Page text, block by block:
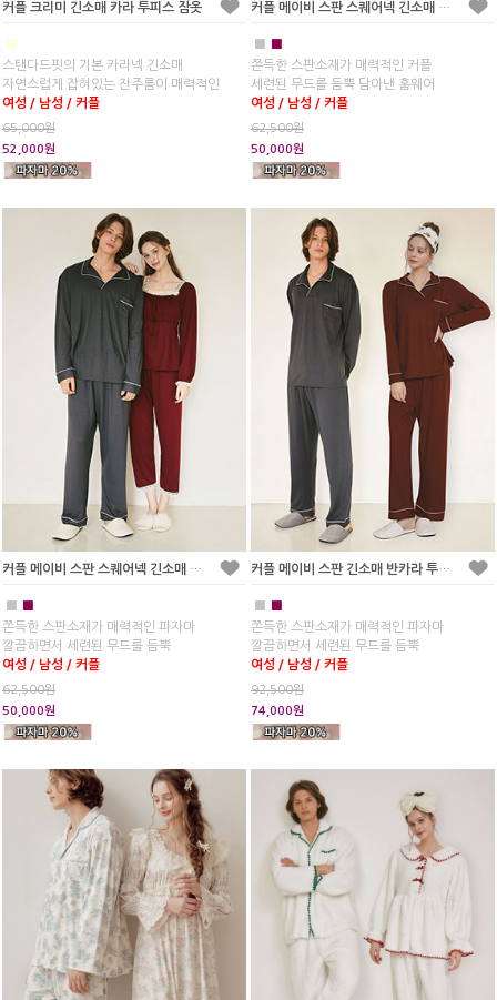
커플 크리미 긴소매 카라 투피스 잠옷
스탠다드핏의 기본 카라넥 긴소매
자연스럽게 잡혀있는 잔주름이 매력적인
여성 / 남성 / 커플
65,000원
52,000원
커플 메이비 스판 스퀘어넥 긴소매 원피스 잠옷(2C)
■
쫀득한 스판소재가 매력적인 커플
세련된 무드를 듬뿍 담아낸 홈웨어
여성 / 남성 / 커플
62,500원
50,000원
커플 메이비 스판 스퀘어넥 긴소매 투피스 잠옷(2C)
■ ■
쫀득한 스판소재가 매력적인 파자마
깔끔하면서 세련된 무드를 듬뿍
여성 / 남성 / 커플
62,500원
50,000원
커플 메이비 스판 긴소매 반카라 투피스 잠옷
■ ■
쫀득한 스판소재가 매력적인 파자마
깔끔하면서 세련된 무드를 듬뿍
여성 / 남성 / 커플
92,500원
74,000원